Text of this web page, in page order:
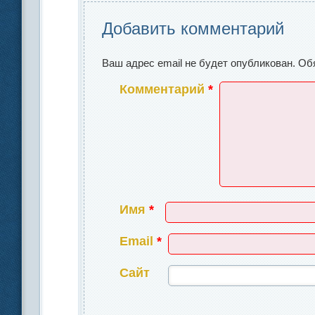
k
Добавить комментарий
Ваш адрес email не будет опубликован.
Комментарий*
Имя*
Email*
Сайт